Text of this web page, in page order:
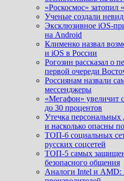
«Роскосмос»
Ученые создали
Эксклюзивное iOS-
на Android
Клименко назвал
и iOS в России
Рогозин рассказал о
первой очереди
Россиянам назвали
мессенджеры
«Мегафон» увеличит
до 30 процентов
Утечка персональных
и насколько опасны
ТОП-6 социальных
русских соцсетей
ТОП-5 самых
безопасного общения
Аналоги Intel и AMD: